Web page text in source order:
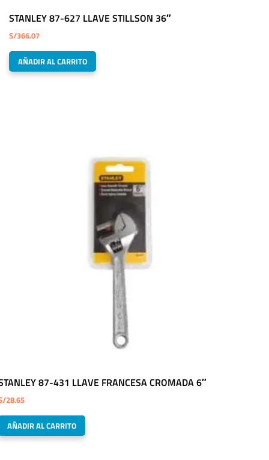
STANLEY 87-627 LLAVE STILLSON 36″
S/366.07
AÑADIR AL CARRITO
87-431 LLAVE FRANCESA CROMADA 6″
28.65
AÑADIR AL CARRITO